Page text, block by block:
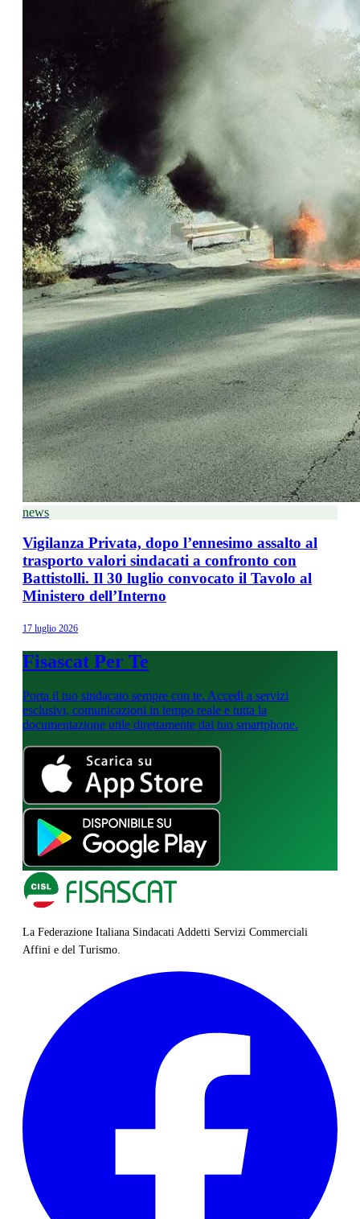
news
Vigilanza Privata, dopo l’ennesimo assalto al
trasporto valori sindacati a confronto con
Battistolli. Il 30 luglio convocato il Tavolo al
Ministero dell’Interno
17 luglio 2026
Fisascat Per Te
Porta il tuo sindacato sempre con te. Accedi a servizi
esclusivi, comunicazioni in tempo reale e tutta la
documentazione utile direttamente dal tuo smartphone.
La Federazione Italiana Sindacati Addetti Servizi Commerciali
Affini e del Turismo.